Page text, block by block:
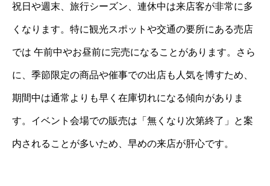
祝日や週末、旅行シーズン、連休中は来店客が非常に多
くなります。特に観光スポットや交通の要所にある売店
では 午前中やお昼前に完売になることがあります。さら
に、季節限定の商品や催事での出店も人気を博すため、
期間中は通常よりも早く在庫切れになる傾向がありま
す。イベント会場での販売は「無くなり次第終了」と案
内されることが多いため、早めの来店が肝心です。